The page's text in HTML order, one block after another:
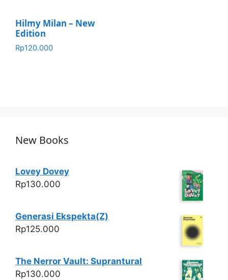
Hilmy Milan – New
Edition
Rp120.000
New Books
Lovey Dovey
Rp130.000
Generasi Ekspekta(Z)
Rp125.000
The Nerror Vault: Suprantural
Rp130.000